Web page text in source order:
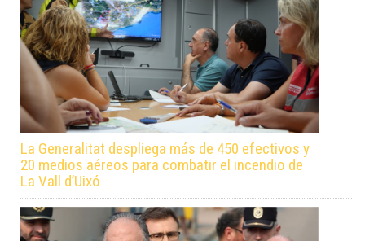
La Generalitat despliega más de 450 efectivos y
20 medios aéreos para combatir el incendio de
La Vall d’Uixó